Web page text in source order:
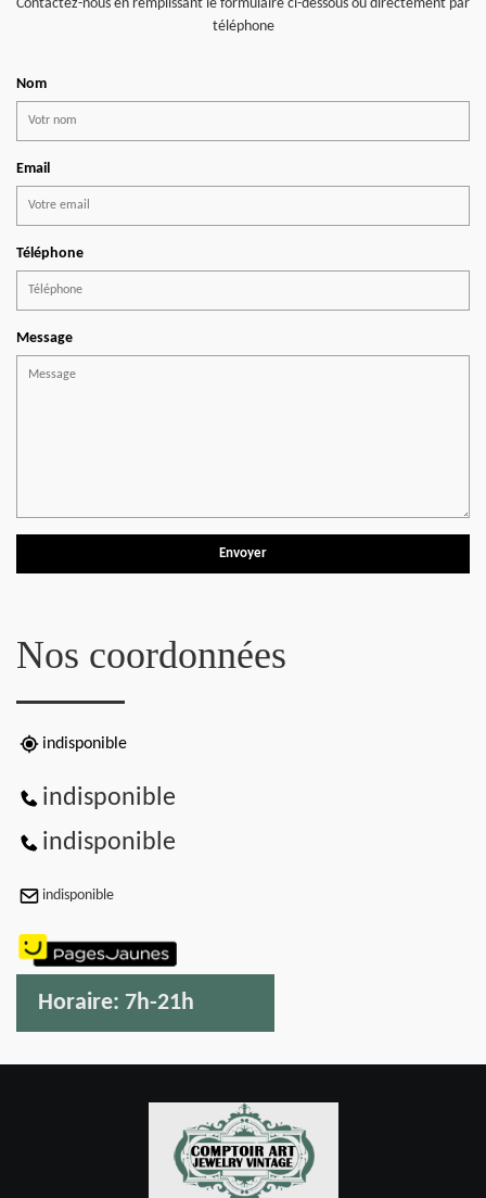
Contactez-nous en remplissant le formulaire ci-dessous ou directement par
téléphone
Nom
Email
Téléphone
Message
Nos coordonnées
indisponible
indisponible
indisponible
indisponible
Horaire: 7h-21h